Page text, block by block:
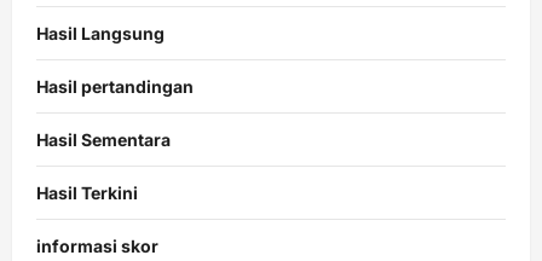
Hasil Langsung
Hasil pertandingan
Hasil Sementara
Hasil Terkini
informasi skor